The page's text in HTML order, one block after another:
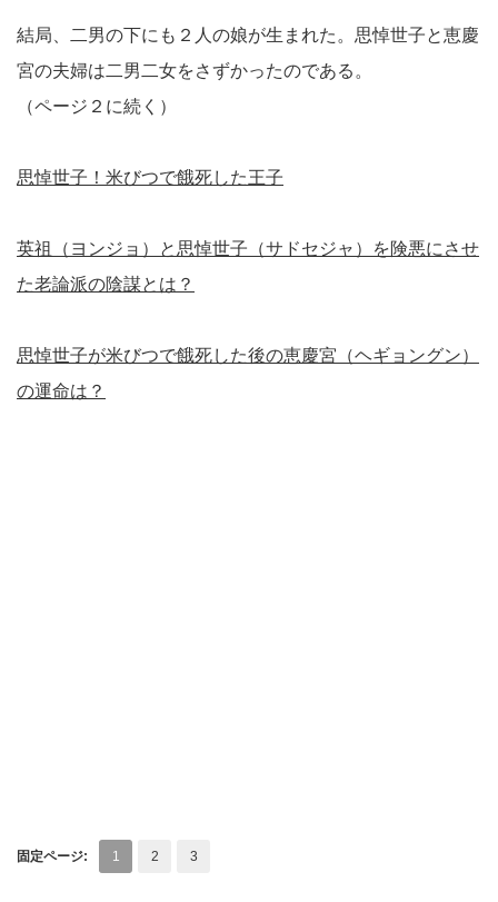
結局、二男の下にも２人の娘が生まれた。思悼世子と恵慶
宮の夫婦は二男二女をさずかったのである。
（ページ２に続く）
思悼世子！米びつで餓死した王子
英祖（ヨンジョ）と思悼世子（サドセジャ）を険悪にさせ
た老論派の陰謀とは？
思悼世子が米びつで餓死した後の恵慶宮（ヘギョングン）
の運命は？
固定ページ: 1 2 3